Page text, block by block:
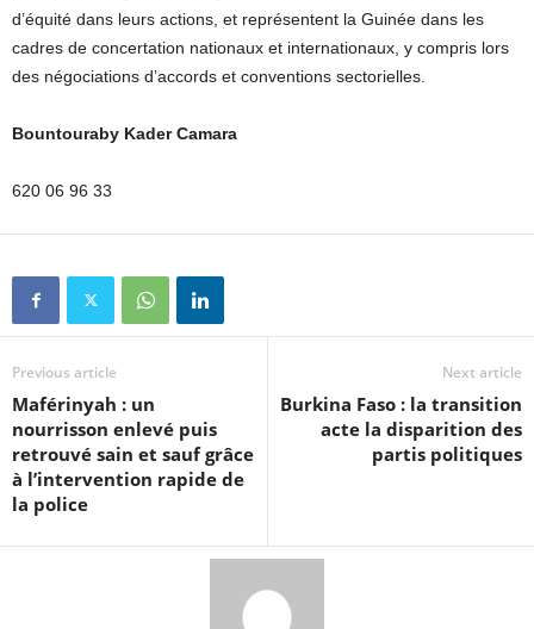
d’équité dans leurs actions, et représentent la Guinée dans les
cadres de concertation nationaux et internationaux, y compris lors
des négociations d’accords et conventions sectorielles.
Bountouraby Kader Camara
620 06 96 33
Previous article
Maférinyah : un
nourrisson enlevé puis
retrouvé sain et sauf grâce
à l’intervention rapide de
la police
Next article
Burkina Faso : la transition
acte la disparition des
partis politiques